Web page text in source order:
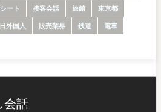
ート 接客会話 旅館
東京都
外国人 販売業界 鉄道
電車
会話